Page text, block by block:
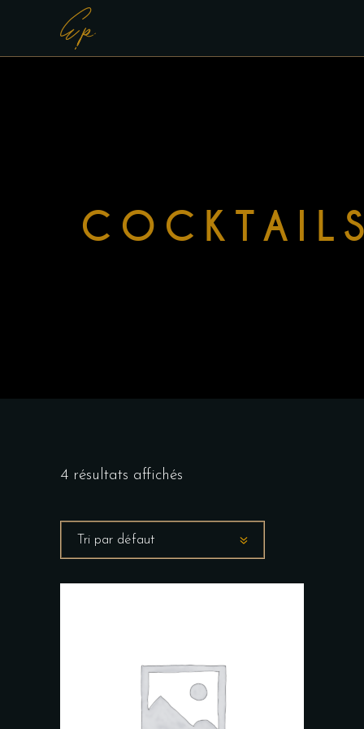
4 résultats affichés
Tri par défaut